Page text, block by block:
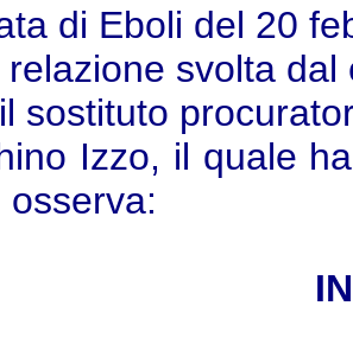
di Eboli del 20
relazione svolta
sostituto
Izzo, il quale
osserva: